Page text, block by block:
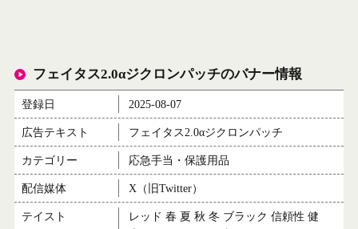
フェイタス2.0αジクロンパッチのバナー情報
登録日 2025-08-07
広告テキスト フェイタス2.0αジクロンパッチ
カテゴリー 応急手当・保護用品
配信媒体 X（旧Twitter）
テイスト
レッド 春 夏 秋 冬 ブラック 信頼性 健